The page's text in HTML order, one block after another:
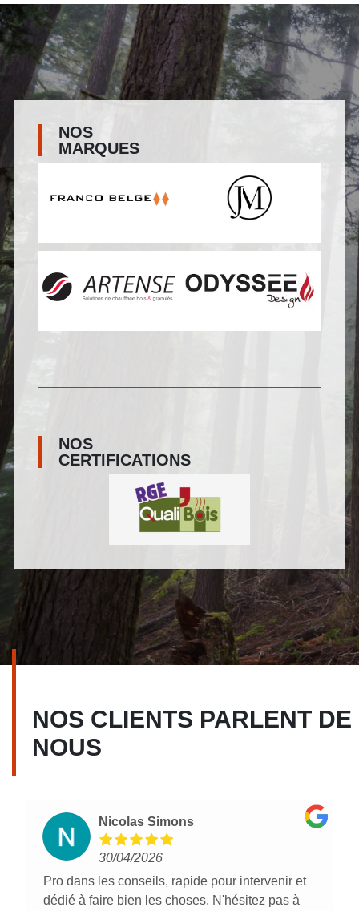
NOS
MARQUES
NOS
CERTIFICATIONS
NOS CLIENTS PARLENT DE
NOUS
Nicolas Simons
30/04/2026
Pro dans les conseils, rapide pour intervenir et
dédié à faire bien les choses. N'hésitez pas à